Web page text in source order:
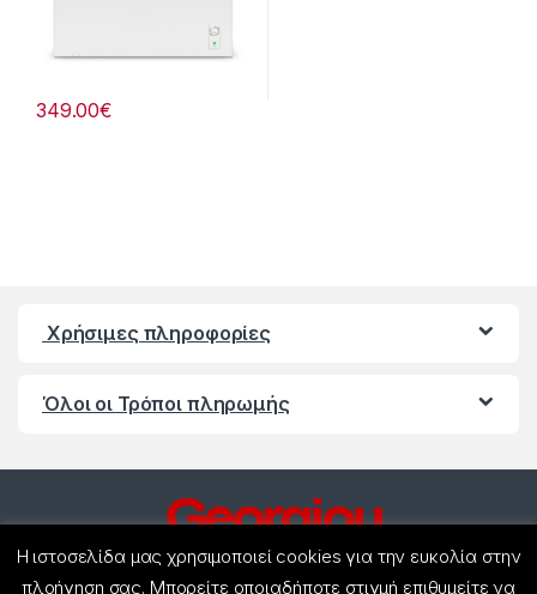
349.00€
Χρήσιμες πληροφορίες
Όλοι οι Τρόποι πληρωμής
Η ιστοσελίδα μας χρησιμοποιεί cookies για την ευκολία στην
πλοήγηση σας. Μπορείτε οποιαδήποτε στιγμή επιθυμείτε να